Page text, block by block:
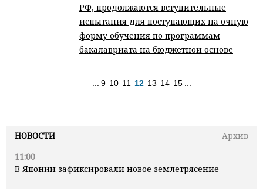
НОВОСТИ
Архив
11:00
В Японии зафиксировали новое землетрясение
РФ, продолжаются вступительные
испытания для поступающих на очную
форму обучения по программам
бакалавриата на бюджетной основе
... 9 10 11 12 13 14 15 ...